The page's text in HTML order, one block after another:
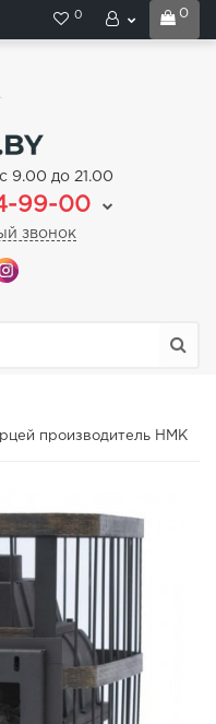
0
0
9.00 до 21.00
99-00
звонок
производитель НМК